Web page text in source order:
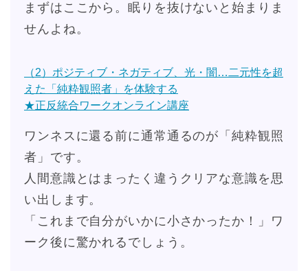
まずはここから。眠りを抜けないと始まりま
せんよね。
（2）ポジティブ・ネガティブ、光・闇…二元性を超
えた「純粋観照者」を体験する
★正反統合ワークオンライン講座
ワンネスに還る前に通常通るのが「純粋観照
者」です。
人間意識とはまったく違うクリアな意識を思
い出します。
「これまで自分がいかに小さかったか！」ワ
ーク後に驚かれるでしょう。